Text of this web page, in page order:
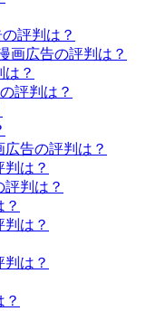
評判は？
画広告の評判は？
？
評判は？
告の評判は？
判は？
判は？
は？
は？